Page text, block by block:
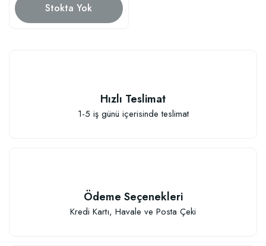
Stokta Yok
Hızlı Teslimat
1-5 iş günü içerisinde teslimat
Ödeme Seçenekleri
Kredi Kartı, Havale ve Posta Çeki